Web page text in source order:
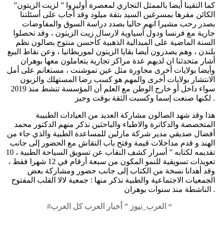
كما التقينا أيضا بالممثل التجاري لمعصرة أوليزوا ” لزيت الزيتون”
الكائن مقرها بمسرغين السيد بتقة ميلود وقد أجاب على أسئلتنا
بصدر رحب مشيرا انهم حاليا بصدد دراسة السوق والمفاوضات
جارية مع فرنسا ودول آسياوية لارسال زيت الزيتون ، وقد تحصلوا
السنة الماضية على الميدالية الذهبية كأحسن منتوج بصالون نظم
بلندن ، وهم يصدرون أيضا بقايا الزيتون لموريطانيا ، وعن نقاط البيع
أشار متحدثنا ان لديهم عدة مراكز تجارية يتعاملون معها بوهران
وأيضا بولايات أخرى مجاورة مثل عين تموشنت ، مستغانم على أمل
الانتشار بولايات أخرى والمهم هو كسب رضا المستهلك والزبون
سواء داخل أو خارج الوطن مع العلم أن المؤسسة تنشط منذ 2019
لكنها صنعت إسما وكسبت الثقة بوقت وجيز .
هذا وقد شهد الصالون مشاركة العديد من العيادات الطبيبة
المتخصصة والدكاترة والاطباء والباحثين نذكر منهم الدكتور محمد
أفضال صديقي مدير شركة مارلين للمساعدة الطبية والذي جاء من
الهند و قدم مداخلات قيمة وفتح باب النقاش مع الحضور إلى جانب
تقديمه لكتابه ” أسرار كشف النقاب عن تسويق السياحة الطبية ، 10
تعويذات تسويقية للنمو المكون من سبعة أرقام في 12 شهرا فقط ،
وقد أهدانا نسخة من الكتاب إلى جانب حضور ومشاركة بعض
الجمعيات الاجتماعية والطبية نذكر منها : جمعية لالا القلب المفتوح
الناشطة منذ سنوات بوهران .
#العرب_نيوز ” أخبار العرب كل العرب “